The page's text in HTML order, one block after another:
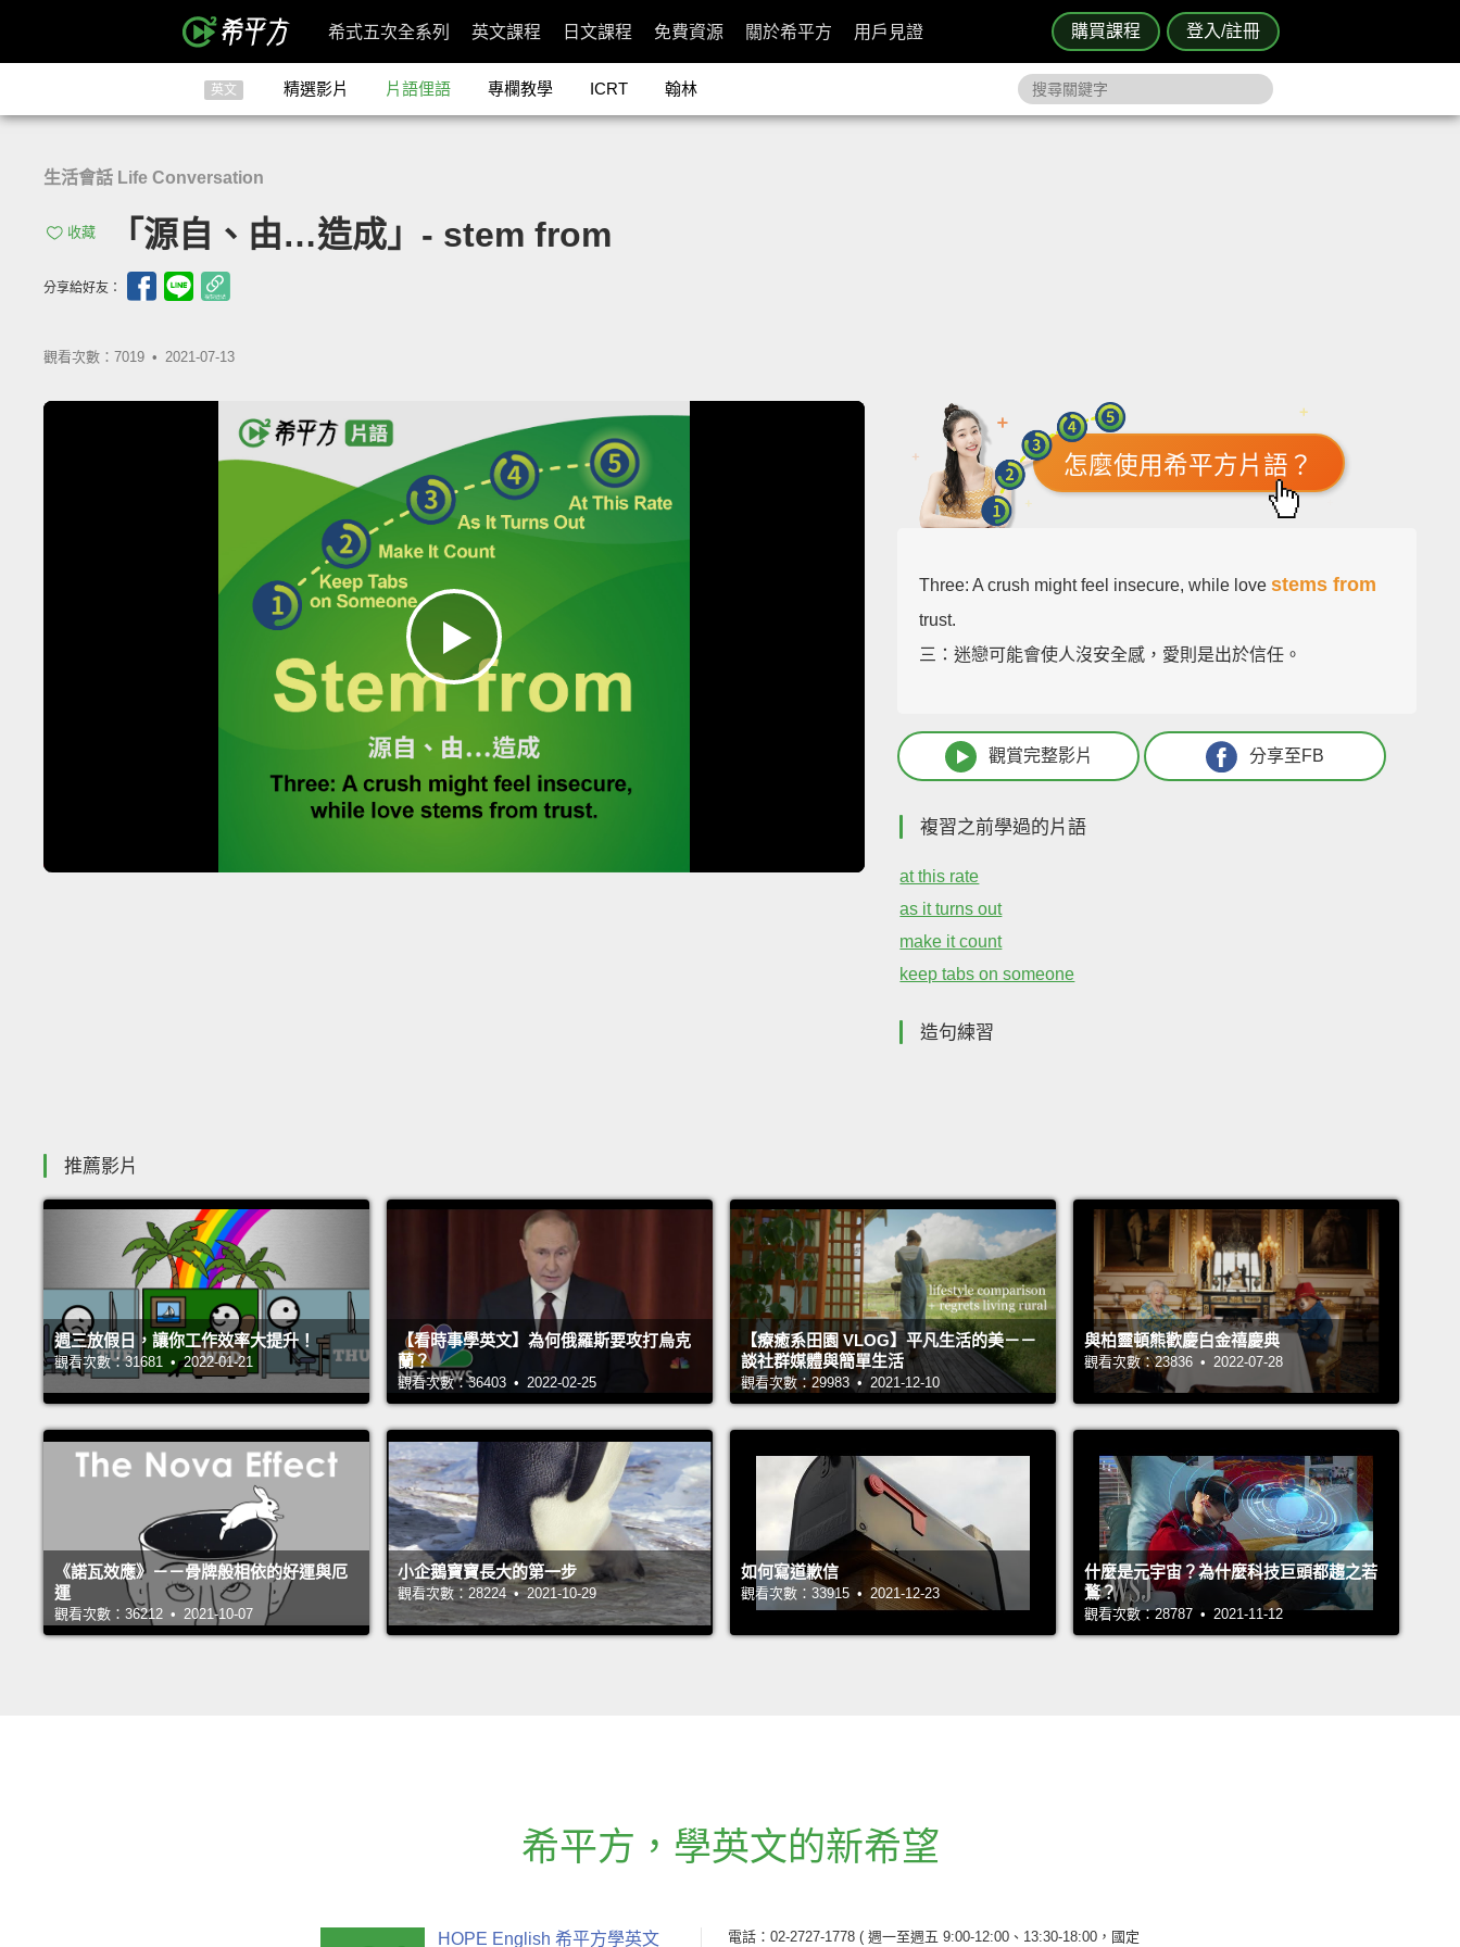
購買課程 登入/註冊
希式五次全系列 英文課程 日文課程 免費資源 關於希平方 用戶見證
英文 精選影片 片語俚語 專欄教學 ICRT 翰林
生活會話 Life Conversation
收藏 「源自、由…造成」- stem from
分享給好友：
觀看次數：7019 • 2021-07-13
怎麼使用希平方片語？
Three: A crush might feel insecure, while lovestems from
trust.
三：迷戀可能會使人沒安全感，愛則是出於信任。
觀賞完整影片 分享至FB
複習之前學過的片語
at this rate
as it turns out
make it count
keep tabs on someone
造句練習
推薦影片
週三放假日，讓你工作效率大提升！
觀看次數：31681 • 2022-01-21
【看時事學英文】為何俄羅斯要攻打烏克
蘭？
觀看次數：36403 • 2022-02-25
【療癒系田園 VLOG】平凡生活的美－－
談社群媒體與簡單生活
觀看次數：29983 • 2021-12-10
與柏靈頓熊歡慶白金禧慶典
觀看次數：23836 • 2022-07-28
《諾瓦效應》－－骨牌般相依的好運與厄
運
觀看次數：36212 • 2021-10-07
小企鵝寶寶長大的第一步
觀看次數：28224 • 2021-10-29
如何寫道歉信
觀看次數：33915 • 2021-12-23
什麼是元宇宙？為什麼科技巨頭都趨之若
鶩？
觀看次數：28787 • 2021-11-12
希平方 ， 學英文的新希望
HOPE English 希平方學英文 電話：02-2727-1778 ( 週一至週五 9:00-12:00、13:30-18:00，國定